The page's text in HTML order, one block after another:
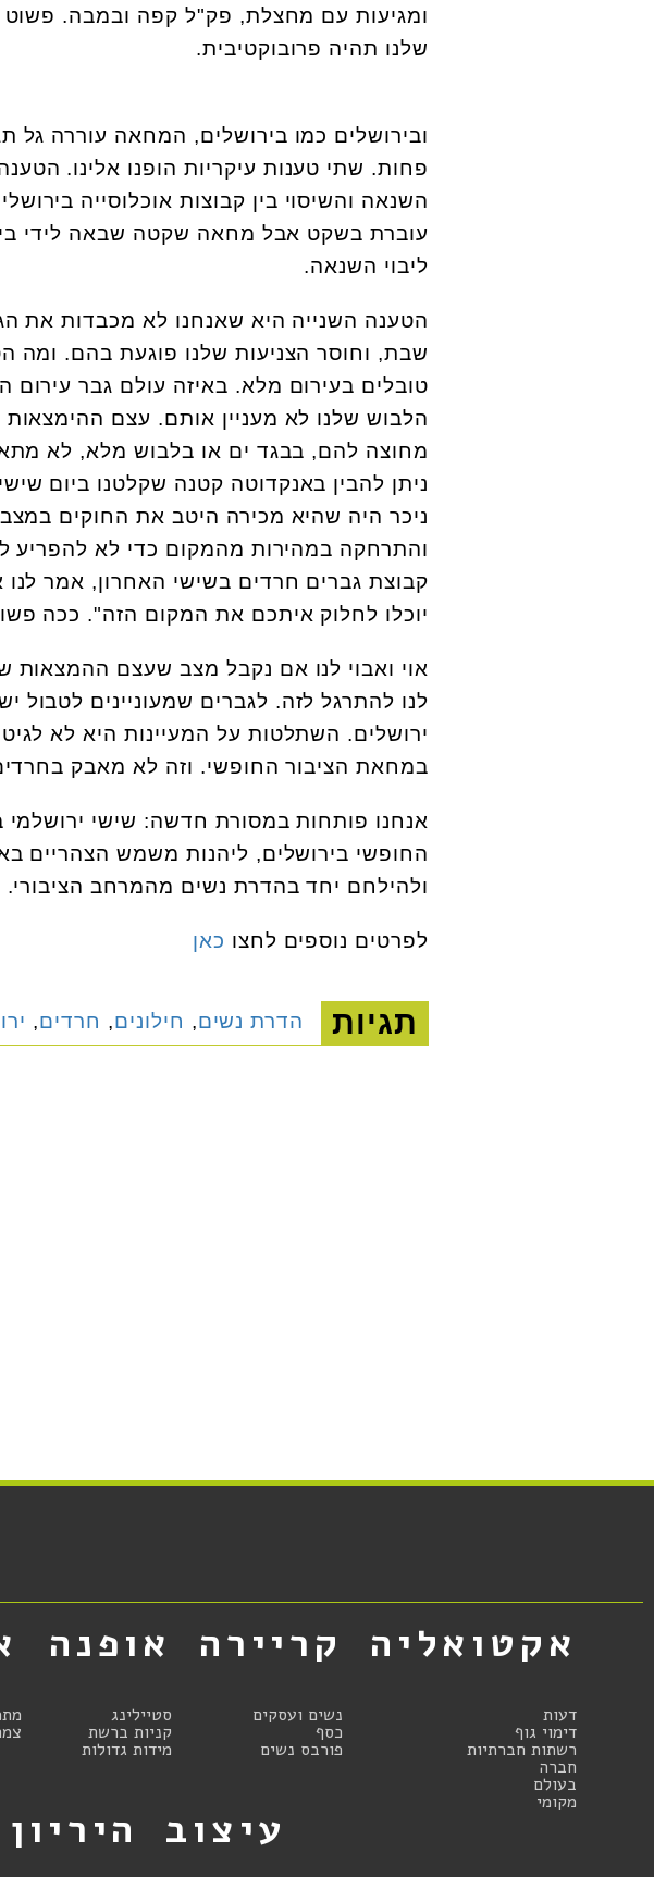
ומגיעות עם מחצלת, פק"ל קפה ובמבה. פשוט
שלנו תהיה פרובוקטיבית.
ובירושלים כמו בירושלים, המחאה עוררה גל
פחות. שתי טענות עיקריות הופנו אלינו.
השנאה והשיסוי בין קבוצות אוכלוסייה
עוברת בשקט אבל מחאה שקטה שבאה לידי
ליבוי השנאה.
הטענה השנייה היא שאנחנו לא מכבדות את
שבת, וחוסר הצניעות שלנו פוגעת בהם. ומה
טובלים בעירום מלא. באיזה עולם גבר עירום
הלבוש שלנו לא מעניין אותם. עצם
מחוצה להם, בבגד ים או בלבוש מלא, לא
ניתן להבין באנקדוטה קטנה שקלטנו ביום
ניכר היה שהיא מכירה היטב את החוקים
והתרחקה במהירות מהמקום כדי לא להפריע
קבוצת גברים חרדים בשישי האחרון, אמר
יוכלו לחלוק איתכם את המקום הזה". ככה
אוי ואבוי לנו אם נקבל מצב שעצם ההמצאות
לנו להתרגל לזה. לגברים שמעוניינים לטבול
ירושלים. השתלטות על המעיינות היא לא
במחאת הציבור החופשי. וזה לא מאבק
אנחנו פותחות במסורת חדשה: שישי ירושלמי
החופשי בירושלים, ליהנות משמש הצהריים
ולהילחם יחד בהדרת נשים מהמרחב
לפרטים נוספים לחצו כאן
תגיות הדרת נשים, חילונים, חרדים,
אקטואליה
דעות
דימוי גוף
רשתות חברתיות
חברה
בעולם
מקומי
קריירה
נשים ועסקים
כסף
פורבס נשים
אופנה
סטיילינג
קניות ברשת
מידות גדולות
עיצוב